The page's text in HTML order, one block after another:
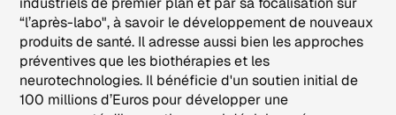
“l’après-labo", à savoir le développement de nouveaux
produits de santé. Il adresse aussi bien les approches
préventives que les biothérapies et les
neurotechnologies. Il bénéficie d'un soutien initial de
100 millions d’Euros pour développer une